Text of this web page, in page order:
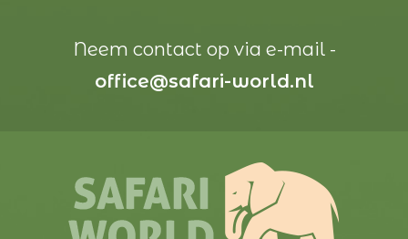
Neem contact op via e-mail -
office@safari-world.nl